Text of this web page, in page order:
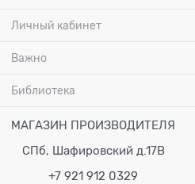
Личный кабинет
Важно
Библиотека
МАГАЗИН ПРОИЗВОДИТЕЛЯ
СПб, Шафировский д.17В
+7 921 912 0329